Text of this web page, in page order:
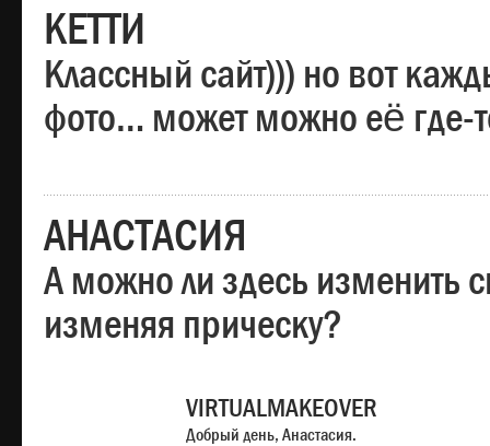
КЕТТИ
Классный сайт))) но вот
фото… может можно её где-
АНАСТАСИЯ
А можно ли здесь изменить
изменяя прическу?
VIRTUALMAKEOVER
Добрый день, Анастасия.